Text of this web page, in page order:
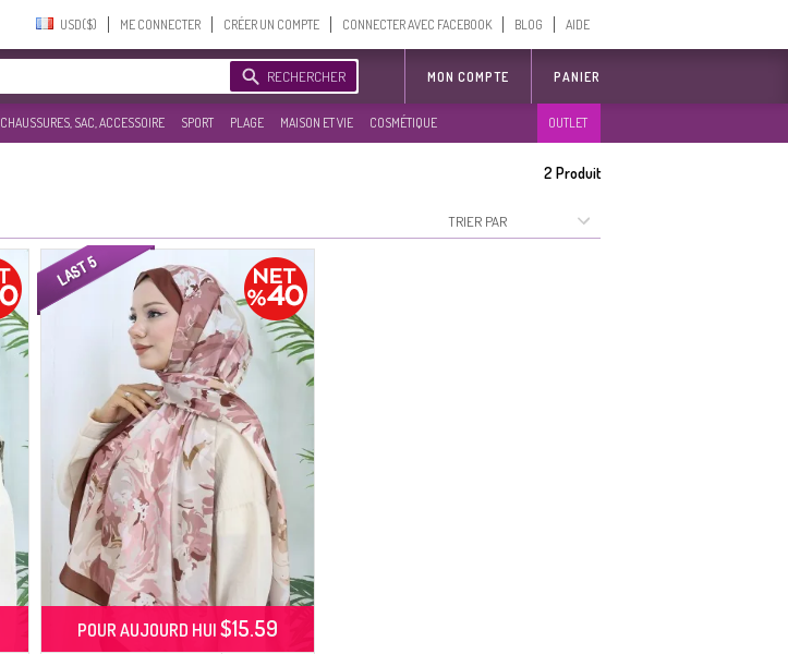
USD($)‎ ME CONNECTER CRÉER UN COMPTE CONNECTER AVEC FACEBOOK BLOG AIDE
RECHERCHER MON COMPTE PANIER
CHAUSSURES, SAC, ACCESSOIRE SPORT PLAGE MAISON ET VIE COSMÉTIQUE OUTLET
2 Produit
POUR AUJOURD HUI $15.59